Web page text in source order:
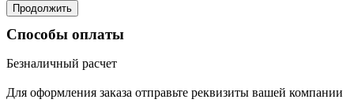
Продолжить
Способы оплаты
Безналичный расчет
Для оформления заказа отправьте реквизиты вашей компании